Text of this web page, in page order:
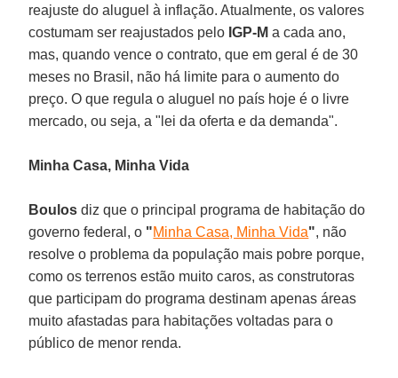
reajuste do aluguel à inflação. Atualmente, os valores
costumam ser reajustados pelo IGP-M a cada ano,
mas, quando vence o contrato, que em geral é de 30
meses no Brasil, não há limite para o aumento do
preço. O que regula o aluguel no país hoje é o livre
mercado, ou seja, a "lei da oferta e da demanda".
Minha Casa, Minha Vida
Boulos diz que o principal programa de habitação do
governo federal, o "Minha Casa, Minha Vida", não
resolve o problema da população mais pobre porque,
como os terrenos estão muito caros, as construtoras
que participam do programa destinam apenas áreas
muito afastadas para habitações voltadas para o
público de menor renda.